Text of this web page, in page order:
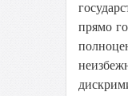
прямо